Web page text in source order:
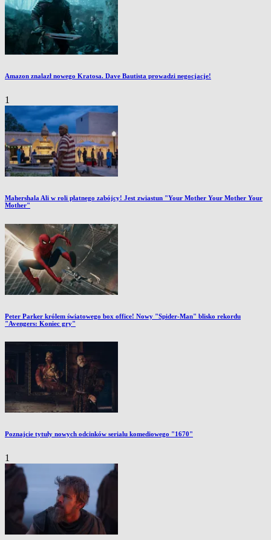
Amazon znalazł nowego Kratosa. Dave Bautista prowadzi negocjacje!
1
Mahershala Ali w roli płatnego zabójcy! Jest zwiastun "Your Mother Your Mother Your
Mother"
Peter Parker królem światowego box office! Nowy "Spider-Man" blisko rekordu
"Avengers: Koniec gry"
Poznajcie tytuły nowych odcinków serialu komediowego "1670"
1